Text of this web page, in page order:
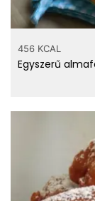
456 KCAL
Egyszerű